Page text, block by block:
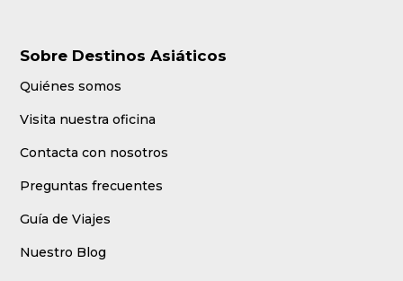
Sobre Destinos Asiáticos
Quiénes somos
Visita nuestra oficina
Contacta con nosotros
Preguntas frecuentes
Guía de Viajes
Nuestro Blog